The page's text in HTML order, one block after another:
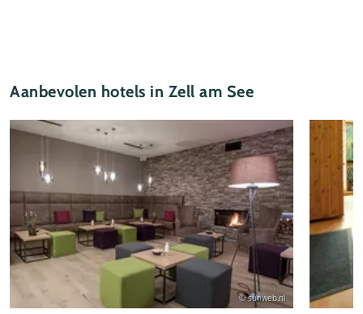
Aanbevolen hotels in Zell am See
© sunweb.nl